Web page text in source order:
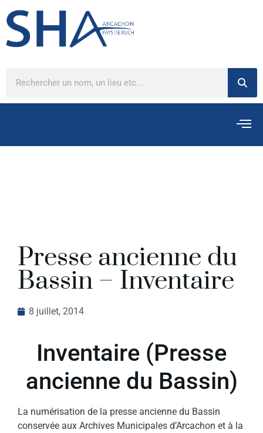
Presse ancienne du
Bassin – Inventaire
8 juillet, 2014
Inventaire (Presse
ancienne du Bassin)
La numérisation de la presse ancienne du Bassin
conservée aux Archives Municipales d’Arcachon et à la